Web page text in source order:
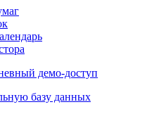
демо-доступ
базу данных